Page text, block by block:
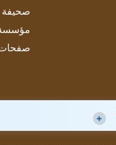
صحيفة 24 لمعلوماتك
مؤسسة
+